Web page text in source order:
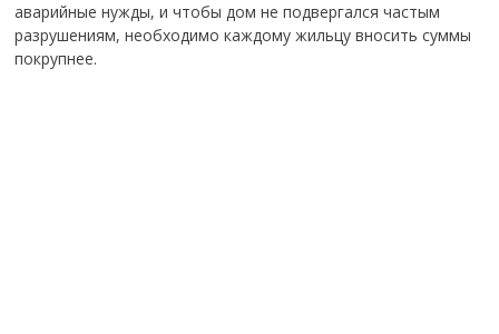
аварийные нужды, и чтобы дом не подвергался частым
разрушениям, необходимо каждому жильцу вносить суммы
покрупнее.